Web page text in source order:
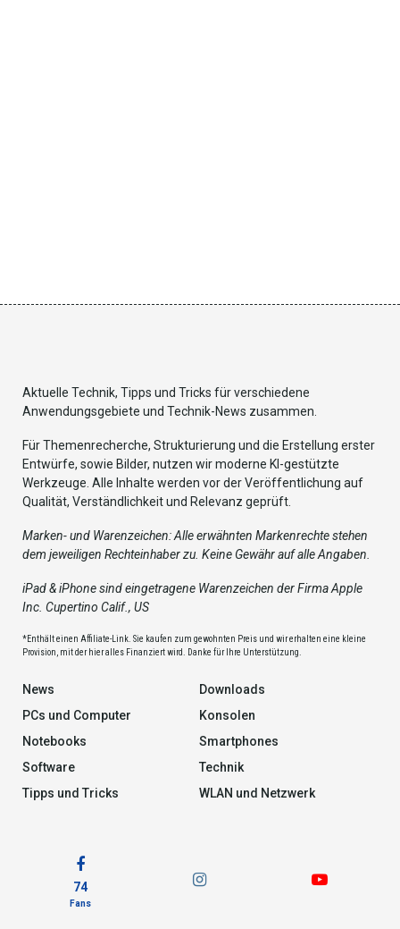
Aktuelle Technik, Tipps und Tricks für verschiedene
Anwendungsgebiete und Technik-News zusammen.
Für Themenrecherche, Strukturierung und die Erstellung erster
Entwürfe, sowie Bilder, nutzen wir moderne KI-gestützte
Werkzeuge. Alle Inhalte werden vor der Veröffentlichung auf
Qualität, Verständlichkeit und Relevanz geprüft.
Marken- und Warenzeichen: Alle erwähnten Markenrechte stehen
dem jeweiligen Rechteinhaber zu. Keine Gewähr auf alle Angaben.
iPad & iPhone sind eingetragene Warenzeichen der Firma Apple
Inc. Cupertino Calif., US
*Enthält einen Affiliate-Link. Sie kaufen zum gewohnten Preis und wir erhalten eine kleine
Provision, mit der hier alles Finanziert wird. Danke für Ihre Unterstützung.
News
Downloads
PCs und Computer
Konsolen
Notebooks
Smartphones
Software
Technik
Tipps und Tricks
WLAN und Netzwerk
74
Fans